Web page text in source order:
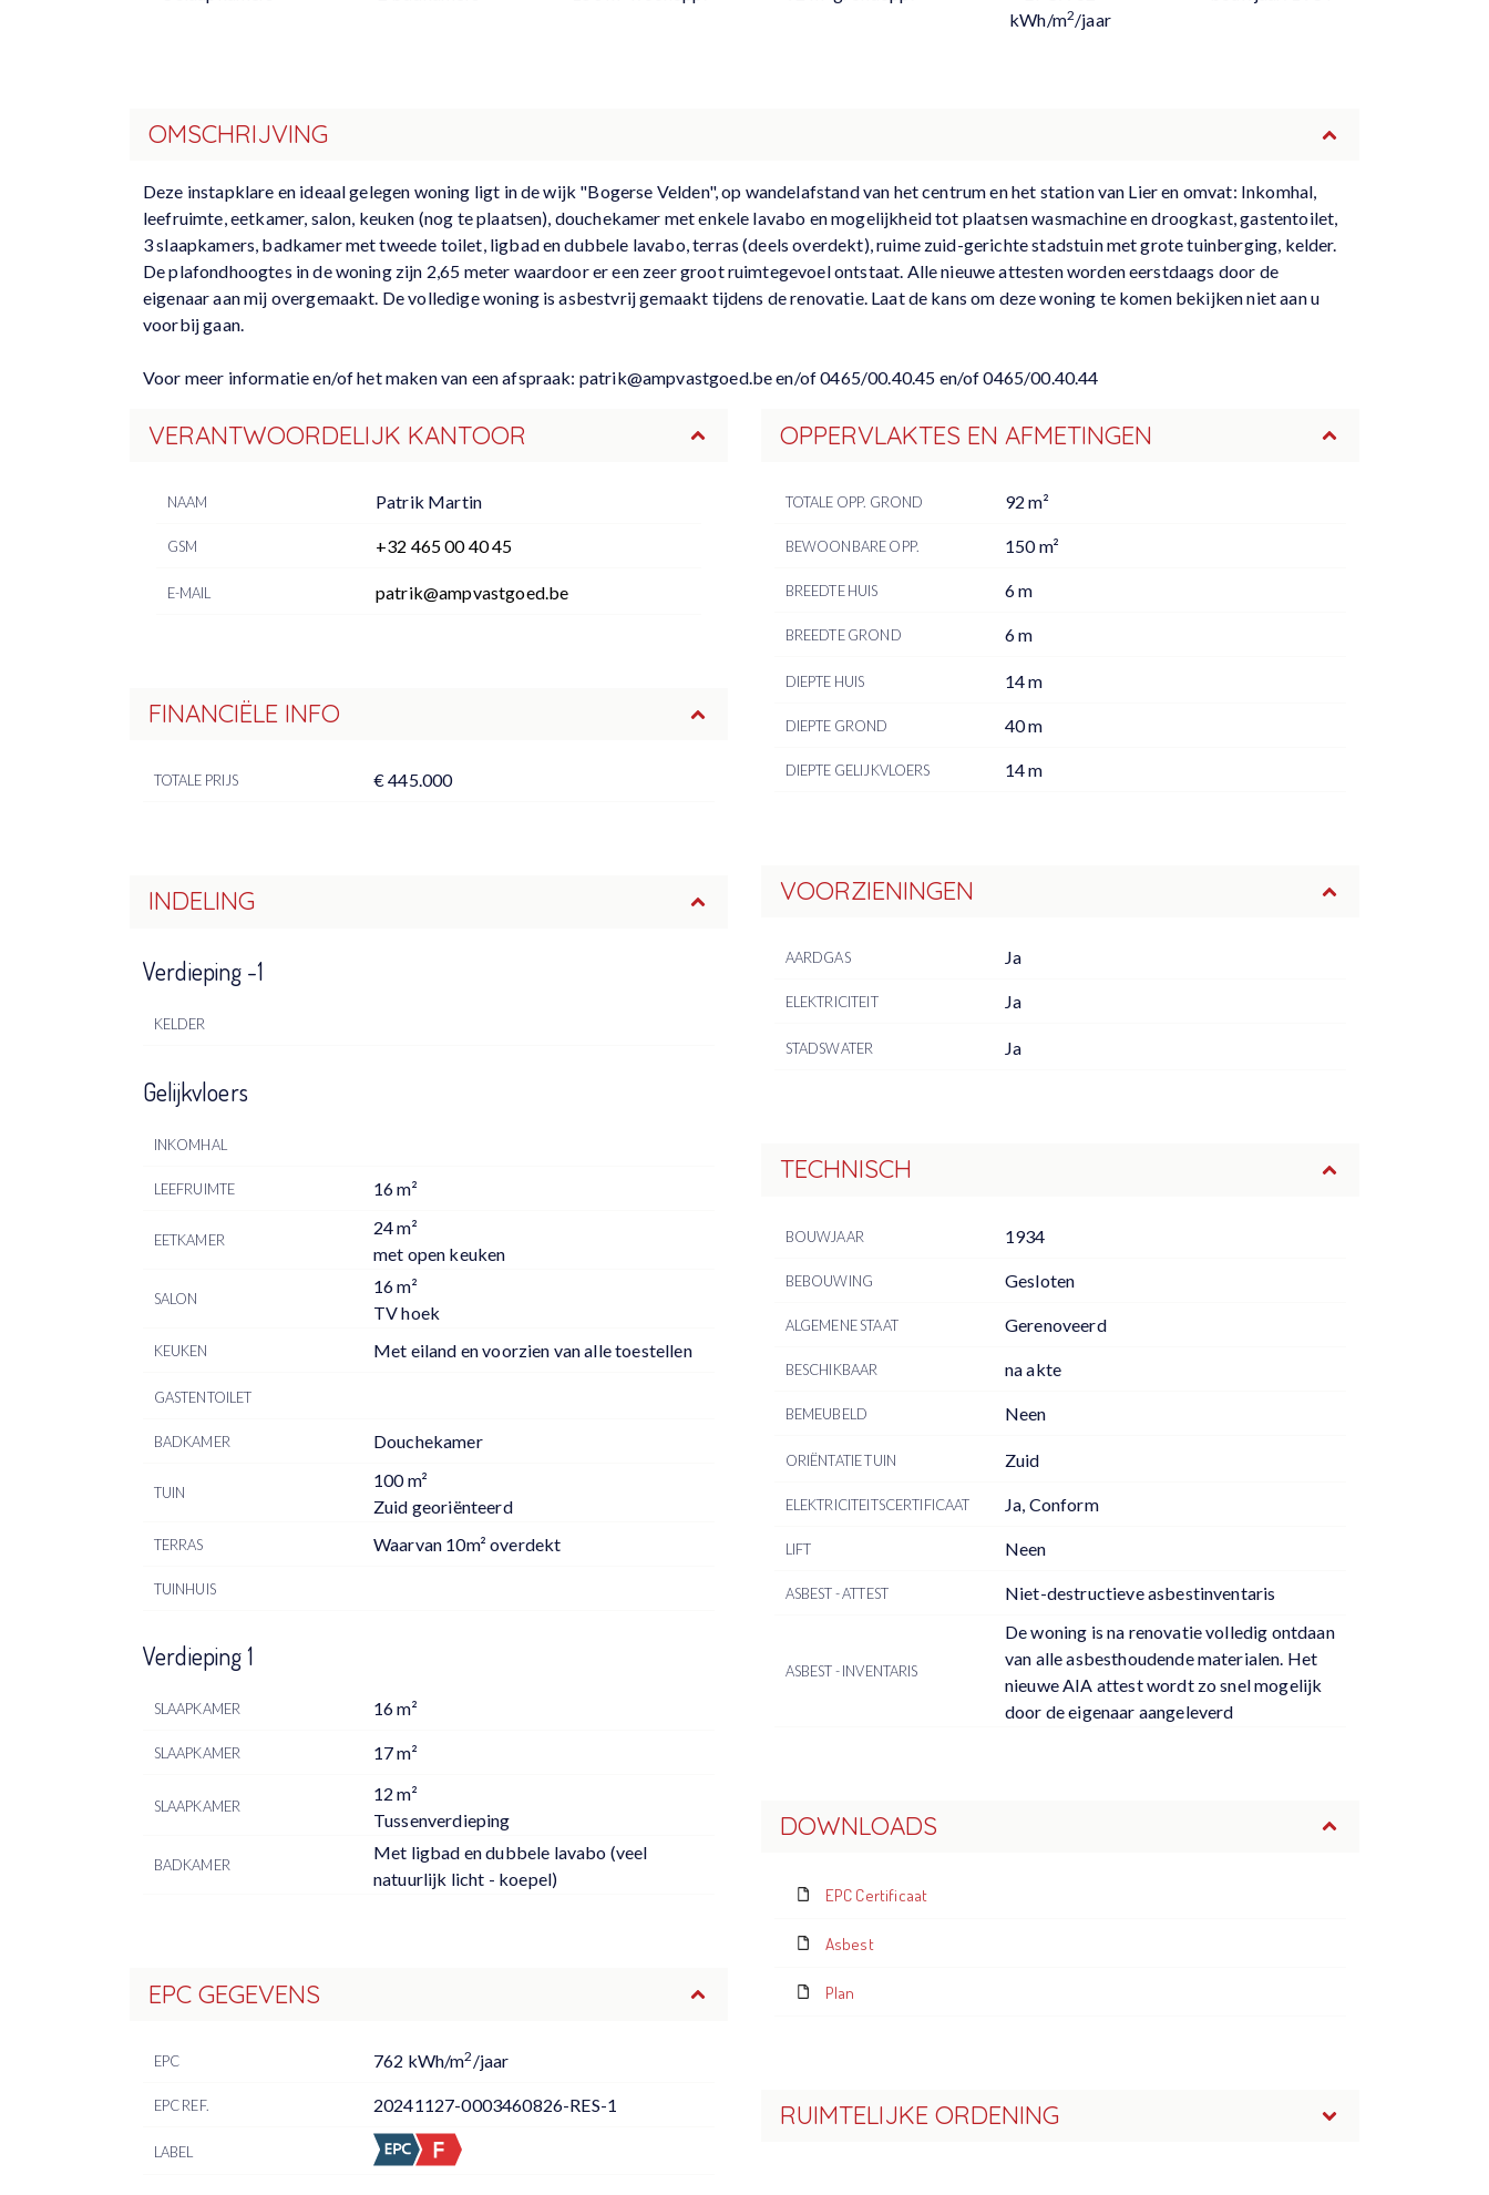
kWh/m2/jaar
OMSCHRIJVING
Deze instapklare en ideaal gelegen woning ligt in de wijk "Bogerse Velden", op wandelafstand van het centrum en het station van Lier en omvat: Inkomhal,
leefruimte, eetkamer, salon, keuken (nog te plaatsen), douchekamer met enkele lavabo en mogelijkheid tot plaatsen wasmachine en droogkast, gastentoilet,
3 slaapkamers, badkamer met tweede toilet, ligbad en dubbele lavabo, terras (deels overdekt), ruime zuid-gerichte stadstuin met grote tuinberging, kelder.
De plafondhoogtes in de woning zijn 2,65 meter waardoor er een zeer groot ruimtegevoel ontstaat. Alle nieuwe attesten worden eerstdaags door de
eigenaar aan mij overgemaakt. De volledige woning is asbestvrij gemaakt tijdens de renovatie. Laat de kans om deze woning te komen bekijken niet aan u
voorbij gaan.
Voor meer informatie en/of het maken van een afspraak: patrik@ampvastgoed.be en/of 0465/00.40.45 en/of 0465/00.40.44
VERANTWOORDELIJK KANTOOR
NAAM Patrik Martin
GSM +32 465 00 40 45
E-MAIL patrik@ampvastgoed.be
FINANCIËLE INFO
TOTALE PRIJS € 445.000
INDELING
Verdieping -1
KELDER
Gelijkvloers
INKOMHAL
LEEFRUIMTE 16 m²
EETKAMER
24 m²
met open keuken
SALON
16 m²
TV hoek
KEUKEN Met eiland en voorzien van alle toestellen
GASTENTOILET
BADKAMER Douchekamer
TUIN
100 m²
Zuid georiënteerd
TERRAS Waarvan 10m² overdekt
TUINHUIS
Verdieping 1
SLAAPKAMER 16 m²
SLAAPKAMER 17 m²
SLAAPKAMER
12 m²
Tussenverdieping
BADKAMER
Met ligbad en dubbele lavabo (veel
natuurlijk licht - koepel)
EPC GEGEVENS
EPC 762 kWh/m2 /jaar
EPC REF. 20241127-0003460826-RES-1
LABEL
OPPERVLAKTES EN AFMETINGEN
TOTALE OPP. GROND 92 m²
BEWOONBARE OPP. 150 m²
BREEDTE HUIS 6 m
BREEDTE GROND 6 m
DIEPTE HUIS 14 m
DIEPTE GROND 40 m
DIEPTE GELIJKVLOERS 14 m
VOORZIENINGEN
AARDGAS Ja
ELEKTRICITEIT Ja
STADSWATER Ja
TECHNISCH
BOUWJAAR 1934
BEBOUWING Gesloten
ALGEMENE STAAT Gerenoveerd
BESCHIKBAAR na akte
BEMEUBELD Neen
ORIËNTATIE TUIN Zuid
ELEKTRICITEITSCERTIFICAAT Ja, Conform
LIFT Neen
ASBEST - ATTEST Niet-destructieve asbestinventaris
ASBEST - INVENTARIS
De woning is na renovatie volledig ontdaan
van alle asbesthoudende materialen. Het
nieuwe AIA attest wordt zo snel mogelijk
door de eigenaar aangeleverd
DOWNLOADS
EPC Certificaat
Asbest
Plan
RUIMTELIJKE ORDENING